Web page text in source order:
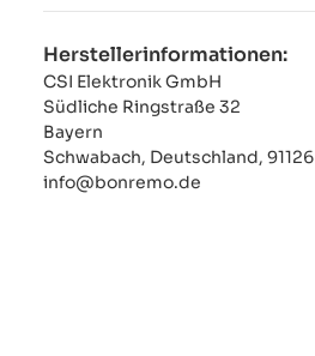
Herstellerinformationen:
CSI Elektronik GmbH
Südliche Ringstraße 32
Bayern
Schwabach, Deutschland, 91126
info@bonremo.de